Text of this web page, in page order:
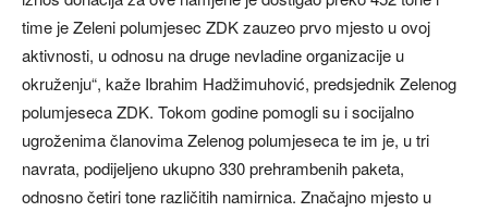
time je Zeleni polumjesec ZDK zauzeo prvo mjesto u ovoj
aktivnosti, u odnosu na druge nevladine organizacije u
okruženju“, kaže Ibrahim Hadžimuhović, predsjednik Zelenog
polumjeseca ZDK. Tokom godine pomogli su i socijalno
ugroženima članovima Zelenog polumjeseca te im je, u tri
navrata, podijeljeno ukupno 330 prehrambenih paketa,
odnosno četiri tone različitih namirnica. Značajno mjesto u